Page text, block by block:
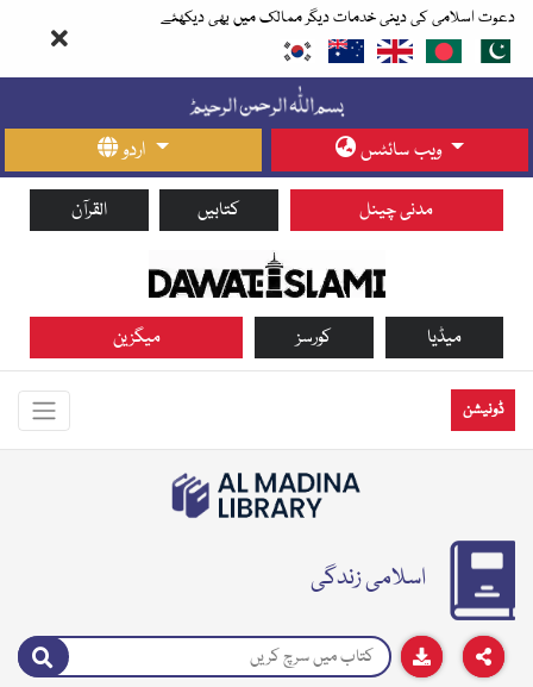
دعوت اسلامی کی دینی خدمات دیگر ممالک میں بھی دیکھئے
اردو ویب سائٹس
القرآن کتابیں مدنی چینل
میگزین کورسز میڈیا
ڈونیشن
اسلامی زندگی